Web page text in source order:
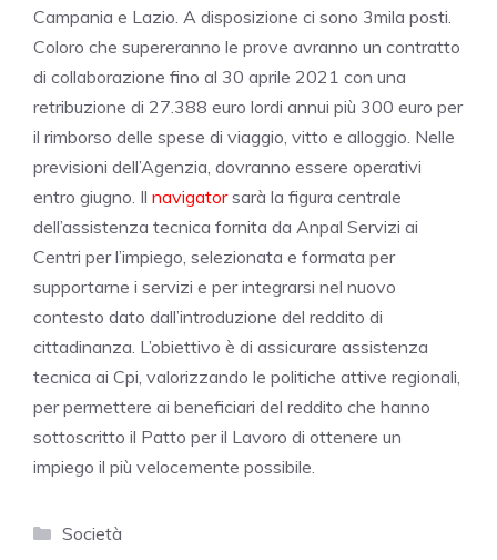
Campania e Lazio. A disposizione ci sono 3mila posti.
Coloro che supereranno le prove avranno un contratto
di collaborazione fino al 30 aprile 2021 con una
retribuzione di 27.388 euro lordi annui più 300 euro per
il rimborso delle spese di viaggio, vitto e alloggio. Nelle
previsioni dell’Agenzia, dovranno essere operativi
entro giugno. Il navigatorsarà la figura centrale
dell’assistenza tecnica fornita da Anpal Servizi ai
Centri per l’impiego, selezionata e formata per
supportarne i servizi e per integrarsi nel nuovo
contesto dato dall’introduzione del reddito di
cittadinanza. L’obiettivo è di assicurare assistenza
tecnica ai Cpi, valorizzando le politiche attive regionali,
per permettere ai beneficiari del reddito che hanno
sottoscritto il Patto per il Lavoro di ottenere un
impiego il più velocemente possibile.
Categorie
Società